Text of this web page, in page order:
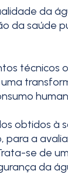
da
da saúde
técnicos
obtidos à
a
se de
da